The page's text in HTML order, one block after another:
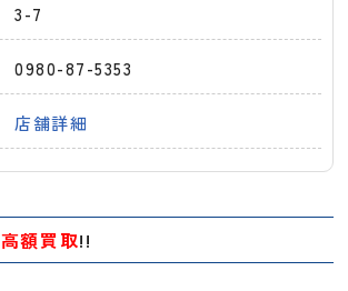
3-7
0980-87-5353
店舗詳細
高額買取!!